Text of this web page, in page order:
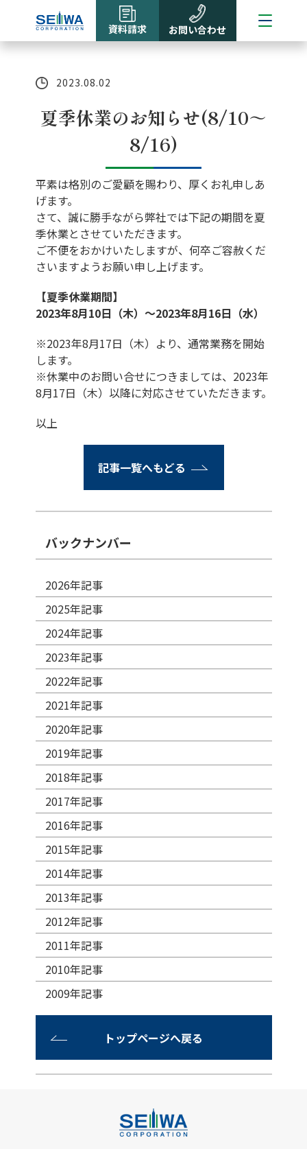
資料請求 お問い合わせ
2023.08.02
夏季休業のお知らせ(8/10～
8/16)
平素は格別のご愛顧を賜わり、厚くお礼申しあ
げます。
さて、誠に勝手ながら弊社では下記の期間を夏
季休業とさせていただきます。
ご不便をおかけいたしますが、何卒ご容赦くだ
さいますようお願い申し上げます。
【夏季休業期間】
2023年8月10日（木）～2023年8月16日（水）
※2023年8月17日（木）より、通常業務を開始
します。
※休業中のお問い合せにつきましては、2023年
8月17日（木）以降に対応させていただきます。
以上
記事一覧へもどる
バックナンバー
2026年記事
2025年記事
2024年記事
2023年記事
2022年記事
2021年記事
2020年記事
2019年記事
2018年記事
2017年記事
2016年記事
2015年記事
2014年記事
2013年記事
2012年記事
2011年記事
2010年記事
2009年記事
トップページへ戻る